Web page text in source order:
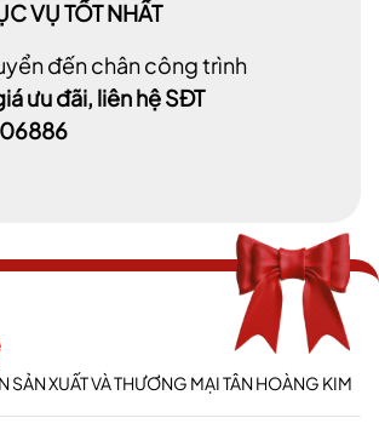
VỤ TỐT NHẤT
đến chân công trình
ưu đãi, liên hệ SĐT
SẢN XUẤT VÀ THƯƠNG MẠI TÂN HOÀNG KIM